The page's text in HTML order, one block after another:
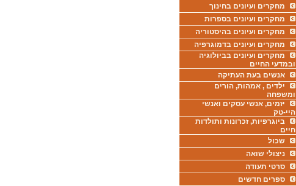
מחקרים ועיונים בחינוך
מחקרים ועיונים בספרות
מחקרים ועיונים בהיסטוריה
מחקרים ועיונים בדמוגרפיה
מחקרים ועיונים בביולוגיה
ובמדעי החיים
אנשים בעת העתיקה
ילדים , אמהות, הורים
ומשפחה
יזמים, אנשי עסקים ואנשי
היי-טק
ביוגרפיות, זכרונות ותולדות
חיים
שכול
ניצולי שואה
סרטי תעודה
ספרים חדשים